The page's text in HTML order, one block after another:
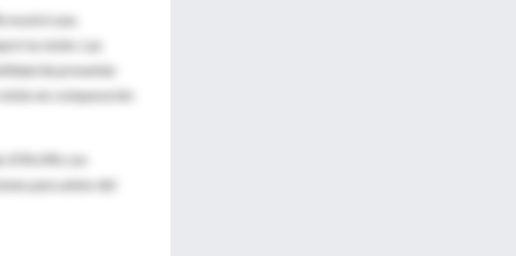
mostró una
la visión. Las
de presentar
en comparación
(4% con
para antes del